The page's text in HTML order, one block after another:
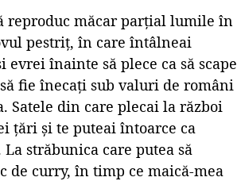
reproduc măcar parțial lumile în
pestriț, în care întâlneai
înainte să plece ca să scape
fie înecați sub valuri de români
Satele din care plecai la război
țări și te puteai întoarce ca
străbunica care putea să
de curry, în timp ce maică-mea